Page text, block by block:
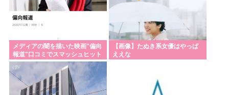
メディアの闇を描いた映画"偏向
報道"口コミでスマッシュヒット
中も一切記事にならず
【画像】たぬき系女優はやっぱ
ええな